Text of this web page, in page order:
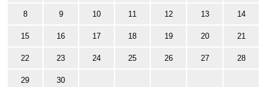
8 9 10 11 12 13 14
15 16 17 18 19 20 21
22 23 24 25 26 27 28
29 30